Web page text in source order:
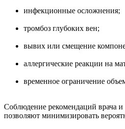
инфекционные осложнения;
тромбоз глубоких вен;
вывих или смещение
аллергические реакции на
временное ограничение
Соблюдение рекомендаций врача и
позволяют минимизировать